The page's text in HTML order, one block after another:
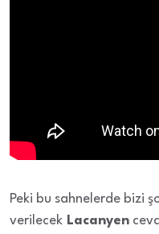
Peki bu sahnelerde bizi
verilecek Lacanyen